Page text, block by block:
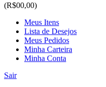
(R$00,00)
Meus Itens
Lista de Desejos
Meus Pedidos
Minha Carteira
Minha Conta
Sair